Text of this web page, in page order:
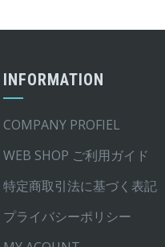
数
バ
リ
エ
ー
ョ
ン
が
し
で
INFORMATION
COMPANY PROFIEL
WEB SHOP ご利用ガイド
特定商取引法に基づく表記
プライバシーポリシー